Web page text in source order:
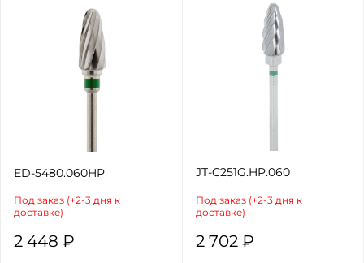
ED-5480.060HP
Под заказ (+2-3 дня к
доставке)
2 448 ₽
JT-C251G.HP.060
Под заказ (+2-3 дня к
доставке)
2 702 ₽